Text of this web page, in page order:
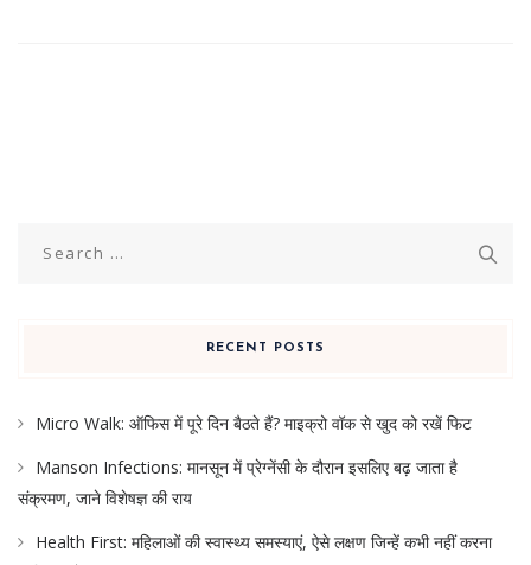
RECENT POSTS
Micro Walk: ऑफिस में पूरे दिन बैठते हैं? माइक्रो वॉक से खुद को रखें फिट
Manson Infections: मानसून में प्रेग्नेंसी के दौरान इसलिए बढ़ जाता है
संक्रमण, जाने विशेषज्ञ की राय
Health First: महिलाओं की स्वास्थ्य समस्याएं, ऐसे लक्षण जिन्हें कभी नहीं करना